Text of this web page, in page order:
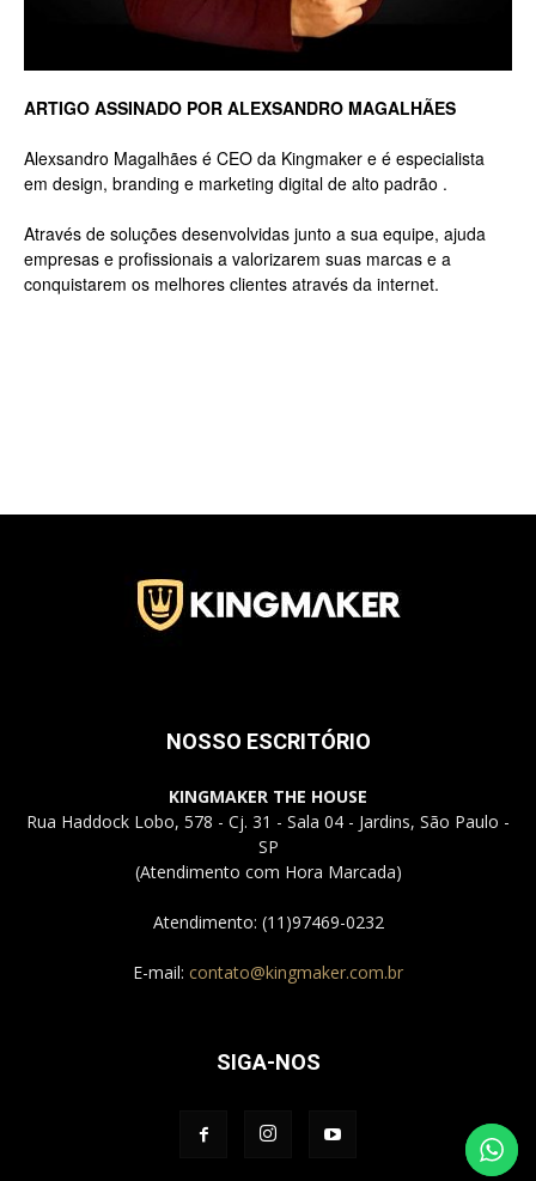
Jardins
ARTIGO ASSINADO POR ALEXSANDRO MAGALHÃES
Alexsandro Magalhães é CEO da Kingmaker e é especialista
em design, branding e marketing digital de alto padrão .
Através de soluções desenvolvidas junto a sua equipe, ajuda
empresas e profissionais a valorizarem suas marcas e a
conquistarem os melhores clientes através da internet.
NOSSO ESCRITÓRIO
KINGMAKER THE HOUSE
Rua Haddock Lobo, 578 - Cj. 31 - Sala 04 - Jardins, São Paulo -
SP
(Atendimento com Hora Marcada)
Atendimento: (11)97469-0232
E-mail: contato@kingmaker.com.br
SIGA-NOS